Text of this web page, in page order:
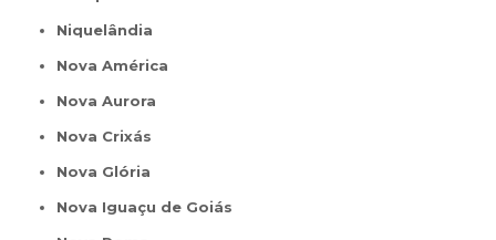
Niquelândia
Nova América
Nova Aurora
Nova Crixás
Nova Glória
Nova Iguaçu de Goiás